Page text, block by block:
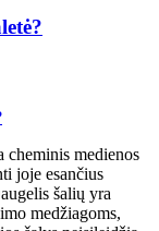
cheminis medienos
joje esančius
šalių yra
medžiagoms,